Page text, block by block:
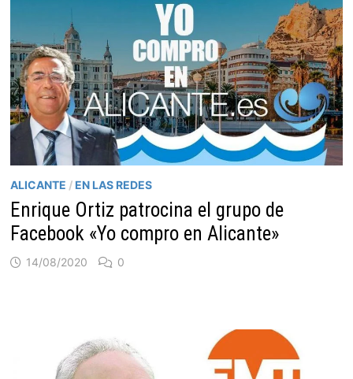
ALICANTE / EN LAS REDES
Enrique Ortiz patrocina el grupo de
Facebook «Yo compro en Alicante»
14/08/2020 0